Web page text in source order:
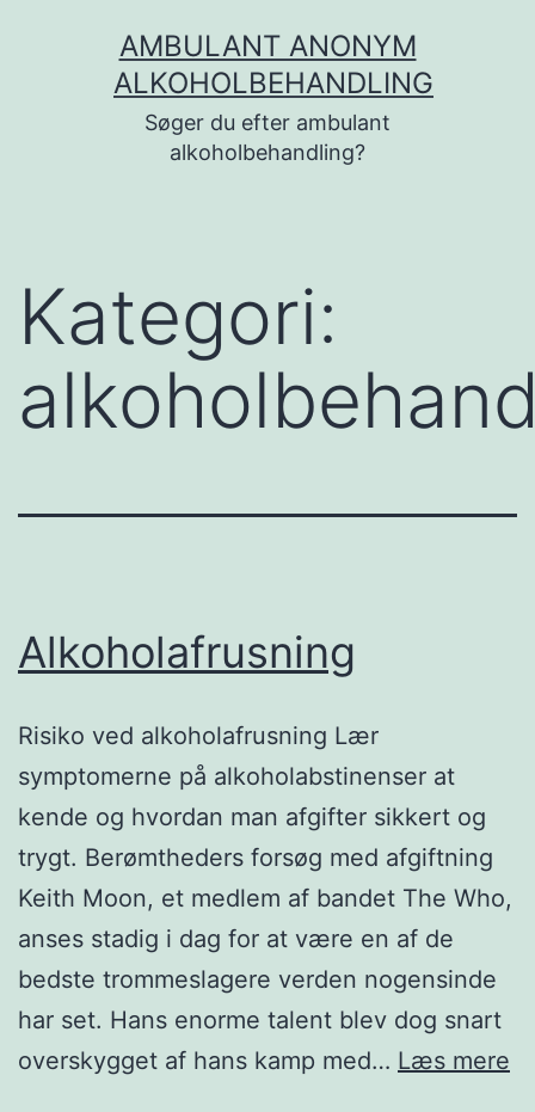
AMBULANT ANONYM
ALKOHOLBEHANDLING
Søger du efter ambulant
alkoholbehandling?
Kategori:
Alkoholafrusning
Risiko ved alkoholafrusning Lær
symptomerne på alkoholabstinenser at
kende og hvordan man afgifter sikkert og
trygt. Berømtheders forsøg med afgiftning
Keith Moon, et medlem af bandet The Who,
anses stadig i dag for at være en af de
bedste trommeslagere verden nogensinde
har set. Hans enorme talent blev dog snart
overskygget af hans kamp med… Læs mere